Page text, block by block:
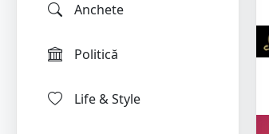
Anchete
Politică
Life & Style